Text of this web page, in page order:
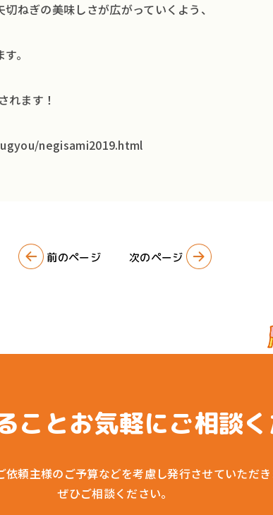
ねぎの美味しさが広がっていくよう、
。
れます！
negisami2019.html
前のページ 次のページ
ことお気軽にご相談
頼主様のご予算などを考慮し発行させていただき
ぜひご相談ください。